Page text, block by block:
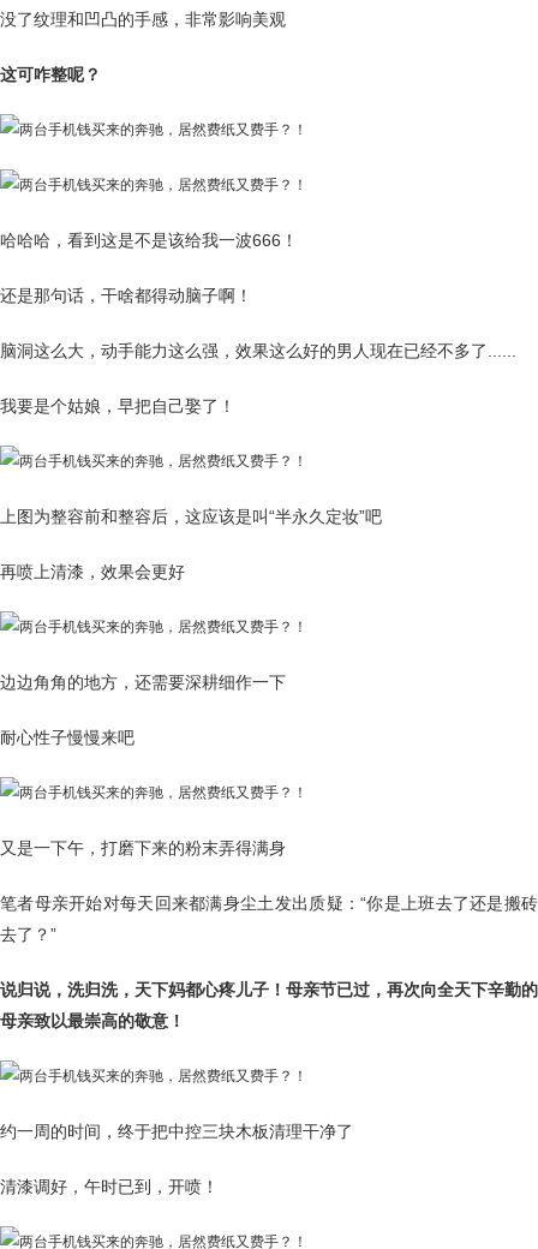
没了纹理和凹凸的手感，非常影响美观
这可咋整呢？
哈哈哈，看到这是不是该给我一波666！
还是那句话，干啥都得动脑子啊！
脑洞这么大，动手能力这么强，效果这么好的男人现在已经不多了......
我要是个姑娘，早把自己娶了！
上图为整容前和整容后，这应该是叫“半永久定妆”吧
再喷上清漆，效果会更好
边边角角的地方，还需要深耕细作一下
耐心性子慢慢来吧
又是一下午，打磨下来的粉末弄得满身
笔者母亲开始对每天回来都满身尘土发出质疑：“你是上班去了还是搬砖
去了？”
说归说，洗归洗，天下妈都心疼儿子！母亲节已过，再次向全天下辛勤的
母亲致以最崇高的敬意！
约一周的时间，终于把中控三块木板清理干净了
清漆调好，午时已到，开喷！